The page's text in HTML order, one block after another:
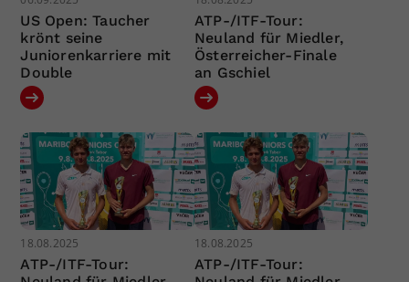
US Open: Taucher
krönt seine
Juniorenkarriere mit
Double
ATP-/ITF-Tour:
Neuland für Miedler,
Österreicher-Finale
an Gschiel
18.08.2025
ATP-/ITF-Tour:
18.08.2025
ATP-/ITF-Tour: